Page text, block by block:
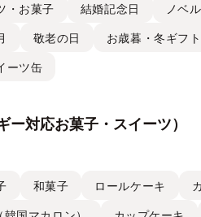
・お菓子 結婚記念日 ノベ
敬老の日 お歳暮・冬ギフト
ーツ缶
対応お菓子・スイーツ）
和菓子 ロールケーキ